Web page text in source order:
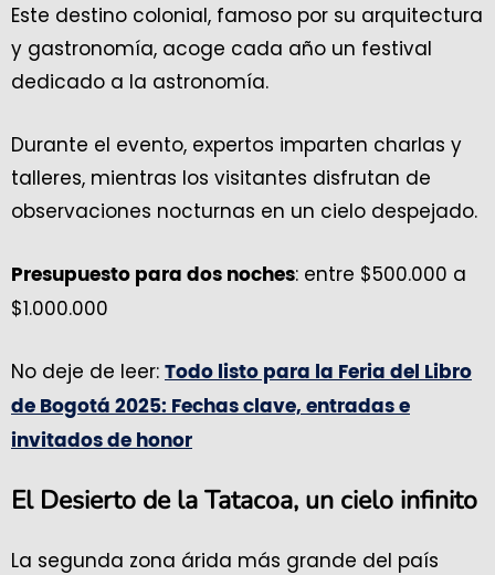
Este destino colonial, famoso por su arquitectura
y gastronomía, acoge cada año un festival
dedicado a la astronomía.
Durante el evento, expertos imparten charlas y
talleres, mientras los visitantes disfrutan de
observaciones nocturnas en un cielo despejado.
Presupuesto para dos noches: entre $500.000 a
$1.000.000
No deje de leer: Todo listo para la Feria del Libro
de Bogotá 2025: Fechas clave, entradas e
invitados de honor
El Desierto de la Tatacoa, un cielo infinito
La segunda zona árida más grande del país